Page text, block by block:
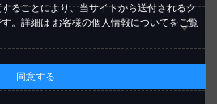
ることにより、当サイトから送付されるク
。詳細は お客様の個人情報についてをご覧
同意する